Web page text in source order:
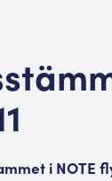
i NOTE